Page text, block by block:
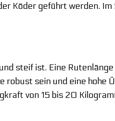
Köder geführt werden. Im
steif ist. Eine Rutenlänge
robust sein und eine hohe
von 15 bis 20